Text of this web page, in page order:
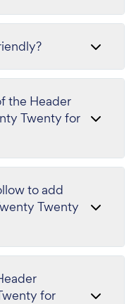
the Header
Twenty for
to add
Twenty
for